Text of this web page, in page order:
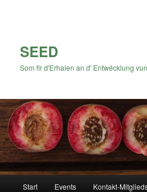
SEED
Som fir d'Erhalen an d' Entwécklung
Start Events Kontakt-